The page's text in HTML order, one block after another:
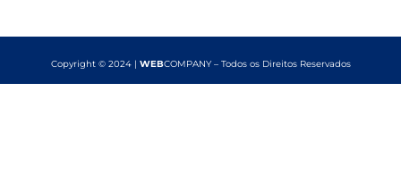
Copyright © 2024 | WEBCOMPANY – Todos os Direitos Reservados